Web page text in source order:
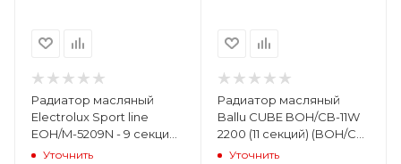
Радиатор масляный
Electrolux Sport line
EOH/M-5209N - 9 секций
(EOH/M-5209N)
Уточнить
Радиатор масляный
Ballu CUBE BOH/CB-11W
2200 (11 секций) (BOH/CB-
11W)Уточнить